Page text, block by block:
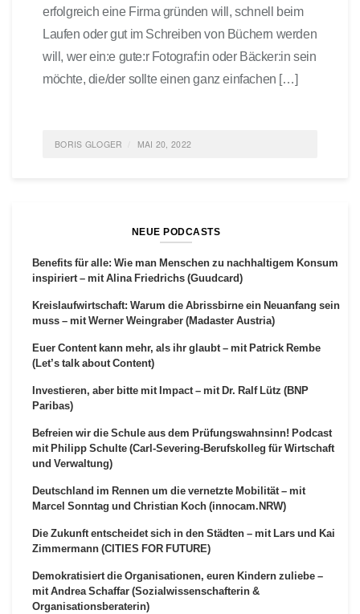
erfolgreich eine Firma gründen will, schnell beim
Laufen oder gut im Schreiben von Büchern werden
will, wer ein:e gute:r Fotograf:in oder Bäcker:in sein
möchte, die/der sollte einen ganz einfachen […]
BORIS GLOGER MAI 20, 2022
NEUE PODCASTS
Benefits für alle: Wie man Menschen zu nachhaltigem Konsum
inspiriert – mit Alina Friedrichs (Guudcard)
Kreislaufwirtschaft: Warum die Abrissbirne ein Neuanfang sein
muss – mit Werner Weingraber (Madaster Austria)
Euer Content kann mehr, als ihr glaubt – mit Patrick Rembe
(Let’s talk about Content)
Investieren, aber bitte mit Impact – mit Dr. Ralf Lütz (BNP
Paribas)
Befreien wir die Schule aus dem Prüfungswahnsinn! Podcast
mit Philipp Schulte (Carl-Severing-Berufskolleg für Wirtschaft
und Verwaltung)
Deutschland im Rennen um die vernetzte Mobilität – mit
Marcel Sonntag und Christian Koch (innocam.NRW)
Die Zukunft entscheidet sich in den Städten – mit Lars und Kai
Zimmermann (CITIES FOR FUTURE)
Demokratisiert die Organisationen, euren Kindern zuliebe –
mit Andrea Schaffar (Sozialwissenschafterin &
Organisationsberaterin)